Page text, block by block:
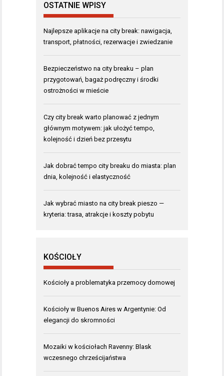
OSTATNIE WPISY
Najlepsze aplikacje na city break: nawigacja,
transport, płatności, rezerwacje i zwiedzanie
Bezpieczeństwo na city breaku – plan
przygotowań, bagaż podręczny i środki
ostrożności w mieście
Czy city break warto planować z jednym
głównym motywem: jak ułożyć tempo,
kolejność i dzień bez przesytu
Jak dobrać tempo city breaku do miasta: plan
dnia, kolejność i elastyczność
Jak wybrać miasto na city break pieszo —
kryteria: trasa, atrakcje i koszty pobytu
KOŚCIOŁY
Kościoły a problematyka przemocy domowej
Kościoły w Buenos Aires w Argentynie: Od
elegancji do skromności
Mozaiki w kościołach Ravenny: Blask
wczesnego chrześcijaństwa